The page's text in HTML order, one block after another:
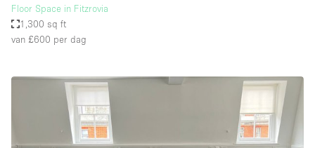
Floor Space in Fitzrovia
1,300 sq ft
van £600 per dag